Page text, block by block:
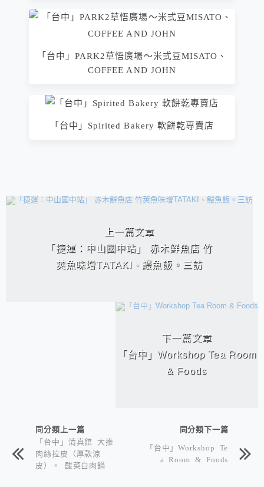
「台中」PARK2草悟廣場～米弎豆MISATO、
COFFEE AND JOHN
「台中」Spirited Bakery 軟餅乾專賣店
相連文章
上一篇文章
「捷運：中山國中站」 赤木鮮魚店 竹
莢魚味增TATAKI、鰻魚飯。三訪
下一篇文章
「台中」Workshop Tea Room
& Foods
同分類上一篇
「台中」清真館 大推
肉絲拉皮（厚款涼
皮）。 酸菜白肉鍋
同分類下一篇
「台中」Workshop Te
a Room & Foods